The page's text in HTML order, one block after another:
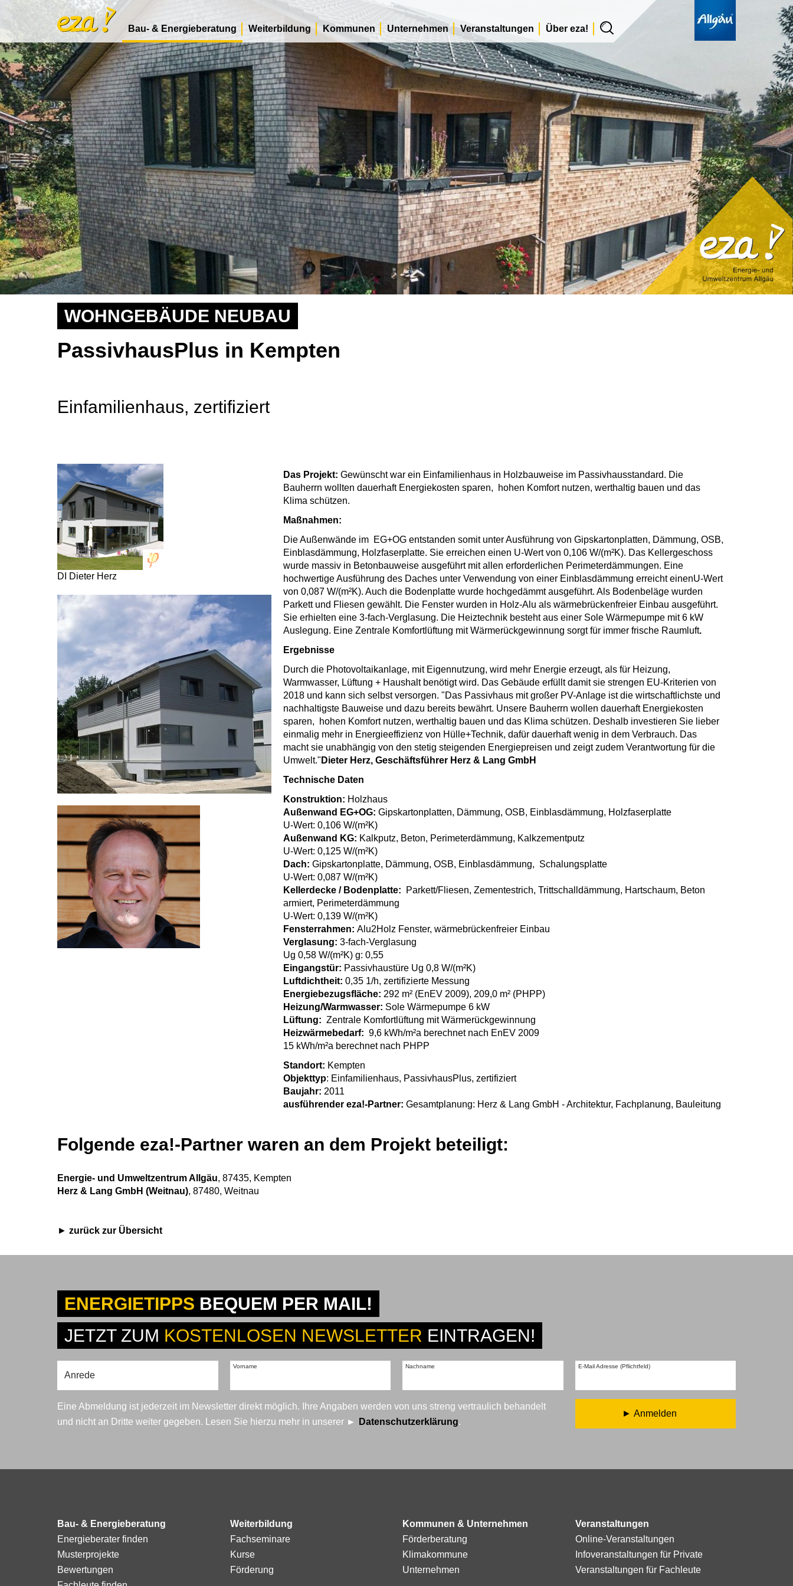
Bau- & Energieberatung Weiterbildung Kommunen Unternehmen Veranstaltungen Über eza!
WOHNGEBÄUDE NEUBAU
PassivhausPlus in Kempten
Einfamilienhaus, zertifiziert
DI Dieter Herz
Das Projekt:Gewünscht war ein Einfamilienhaus in Holzbauweise im Passivhausstandard. Die
Bauherrn wollten dauerhaft Energiekosten sparen, hohen Komfort nutzen, werthaltig bauen und das
Klima schützen.
Maßnahmen:
Die Außenwände im EG+OG entstanden somit unter Ausführung von Gipskartonplatten, Dämmung, OSB,
Einblasdämmung, Holzfaserplatte. Sie erreichen einen U-Wert von 0,106 W/(m²K). Das Kellergeschoss
wurde massiv in Betonbauweise ausgeführt mit allen erforderlichen Perimeterdämmungen. Eine
hochwertige Ausführung des Daches unter Verwendung von einer Einblasdämmung erreicht einenU-Wert
von 0,087 W/(m²K). Auch die Bodenplatte wurde hochgedämmt ausgeführt. Als Bodenbeläge wurden
Parkett und Fliesen gewählt. Die Fenster wurden in Holz-Alu als wärmebrückenfreier Einbau ausgeführt.
Sie erhielten eine 3-fach-Verglasung. Die Heiztechnik besteht aus einer Sole Wärmepumpe mit 6 kW
Auslegung. Eine Zentrale Komfortlüftung mit Wärmerückgewinnung sorgt für immer frische Raumluft.
Ergebnisse
Durch die Photovoltaikanlage, mit Eigennutzung, wird mehr Energie erzeugt, als für Heizung,
Warmwasser, Lüftung + Haushalt benötigt wird. Das Gebäude erfüllt damit sie strengen EU-Kriterien von
2018 und kann sich selbst versorgen. "Das Passivhaus mit großer PV-Anlage ist die wirtschaftlichste und
nachhaltigste Bauweise und dazu bereits bewährt. Unsere Bauherrn wollen dauerhaft Energiekosten
sparen, hohen Komfort nutzen, werthaltig bauen und das Klima schützen. Deshalb investieren Sie lieber
einmalig mehr in Energieeffizienz von Hülle+Technik, dafür dauerhaft wenig in dem Verbrauch. Das
macht sie unabhängig von den stetig steigenden Energiepreisen und zeigt zudem Verantwortung für die
Umwelt." Dieter Herz, Geschäftsführer Herz & Lang GmbH
Technische Daten
Konstruktion: Holzhaus
Außenwand EG+OG:Gipskartonplatten, Dämmung, OSB, Einblasdämmung, Holzfaserplatte
U-Wert: 0,106 W/(m²K)
Außenwand KG: Kalkputz, Beton, Perimeterdämmung, Kalkzementputz
U-Wert: 0,125 W/(m²K)
Dach:Gipskartonplatte, Dämmung, OSB, Einblasdämmung, Schalungsplatte
U-Wert: 0,087 W/(m²K)
Kellerdecke / Bodenplatte: Parkett/Fliesen, Zementestrich, Trittschalldämmung, Hartschaum, Beton
armiert, Perimeterdämmung
U-Wert: 0,139 W/(m²K)
Fensterrahmen:Alu2Holz Fenster, wärmebrückenfreier Einbau
Verglasung:3-fach-Verglasung
Ug 0,58 W/(m²K) g: 0,55
Eingangstür: Passivhaustüre Ug 0,8 W/(m²K)
Luftdichtheit:0,35 1/h, zertifizierte Messung
Energiebezugsfläche: 292 m² (EnEV 2009), 209,0 m² (PHPP)
Heizung/Warmwasser: Sole Wärmepumpe 6 kW
Lüftung:Zentrale Komfortlüftung mit Wärmerückgewinnung
Heizwärmebedarf:9,6 kWh/m²a berechnet nach EnEV 2009
15 kWh/m²a berechnet nach PHPP
Standort: Kempten
Objekttyp: Einfamilienhaus, PassivhausPlus, zertifiziert
Baujahr: 2011
ausführender eza!-Partner:Gesamtplanung: Herz & Lang GmbH - Architektur, Fachplanung, Bauleitung
Folgende eza!-Partner waren an dem Projekt beteiligt:
Energie- und Umweltzentrum Allgäu, 87435, Kempten
Herz & Lang GmbH (Weitnau), 87480, Weitnau
zurück zur Übersicht
ENERGIETIPPS BEQUEM PER MAIL!
JETZT ZUM KOSTENLOSEN NEWSLETTER EINTRAGEN!
Vorname Nachname E-Mail Adresse (Pflichtfeld)
Eine Abmeldung ist jederzeit im Newsletter direkt möglich. Ihre Angaben werden von uns streng vertraulich behandelt
und nicht an Dritte weiter gegeben. Lesen Sie hierzu mehr in unserer
Datenschutzerklärung.
Anmelden
Bau- & Energieberatung
Energieberater finden
Musterprojekte
Bewertungen
Weiterbildung
Fachseminare
Kurse
Förderung
Kommunen & Unternehmen
Förderberatung
Klimakommune
Unternehmen
Veranstaltungen
Online-Veranstaltungen
Infoveranstaltungen für Private
Veranstaltungen für Fachleute